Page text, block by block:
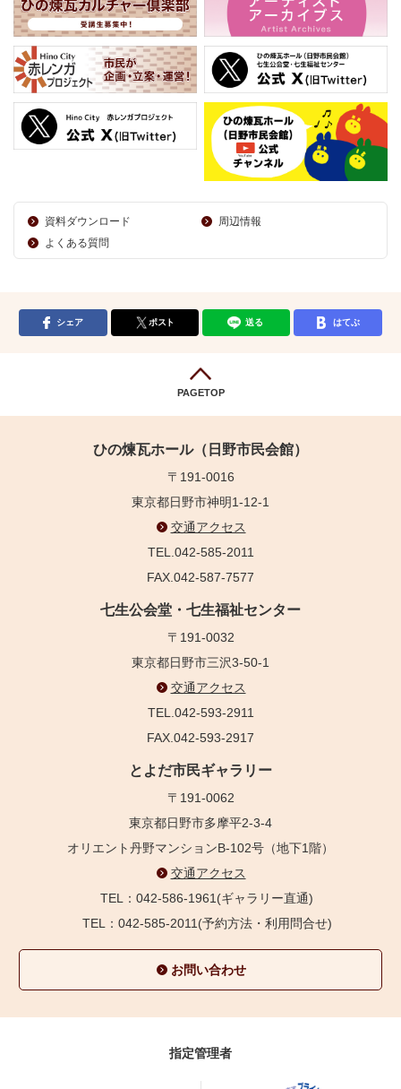
資料ダウンロード
周辺情報
よくある質問
シェア ポスト 送る はてぶ
PAGETOP
ひの煉瓦ホール（日野市民会館）
〒191-0016
東京都日野市神明1-12-1
交通アクセス
TEL.042-585-2011
FAX.042-587-7577
七生公会堂・七生福祉センター
〒191-0032
東京都日野市三沢3-50-1
交通アクセス
TEL.042-593-2911
FAX.042-593-2917
とよだ市民ギャラリー
〒191-0062
東京都日野市多摩平2-3-4
オリエント丹野マンションB-102号（地下1階）
交通アクセス
TEL：042-586-1961(ギャラリー直通)
TEL：042-585-2011(予約方法・利用問合せ)
お問い合わせ
指定管理者